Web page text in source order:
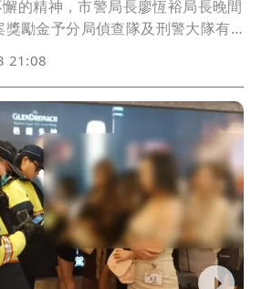
的精神，市警局長廖恆裕局長晚間
獎勵金予分局偵查隊及刑警大隊有
21:08